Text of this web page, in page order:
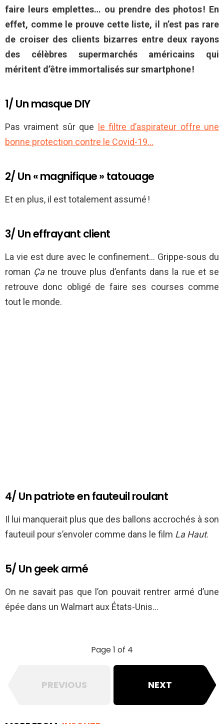
faire leurs emplettes… ou prendre des photos ! En
effet, comme le prouve cette liste, il n’est pas rare
de croiser des clients bizarres entre deux rayons
des célèbres supermarchés américains qui
méritent d’être immortalisés sur smartphone !
1/ Un masque DIY
Pas vraiment sûr que le filtre d’aspirateur offre une
bonne protection contre le Covid-19…
2/ Un « magnifique » tatouage
Et en plus, il est totalement assumé !
3/ Un effrayant client
La vie est dure avec le confinement… Grippe-sous du
roman Çane trouve plus d’enfants dans la rue et se
retrouve donc obligé de faire ses courses comme
tout le monde.
4/ Un patriote en fauteuil roulant
Il lui manquerait plus que des ballons accrochés à son
fauteuil pour s’envoler comme dans le film La Haut.
5/ Un geek armé
On ne savait pas que l’on pouvait rentrer armé d’une
épée dans un Walmart aux États-Unis…
Page 1 of 4
PREVIOUS NEXT